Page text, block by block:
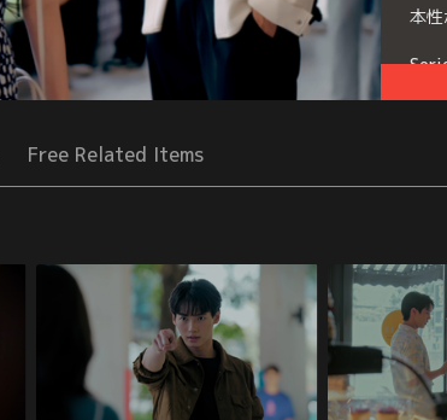
本
Free Related Items